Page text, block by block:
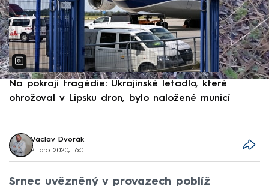
Na pokraji tragédie: Ukrajinské letadlo, které
ohrožoval v Lipsku dron, bylo naložené municí
Václav Dvořák
2. pro 2020, 16:01
Srnec uvězněný v provazech poblíž